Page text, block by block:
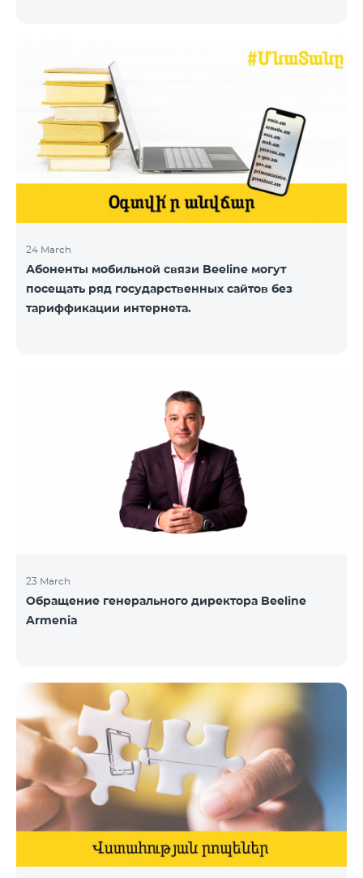
24 March
Абоненты мобильной связи Beeline могут
посещать ряд государственных сайтов без
тариффикации интернета.
23 March
Обращение генерального директора Beeline
Armenia